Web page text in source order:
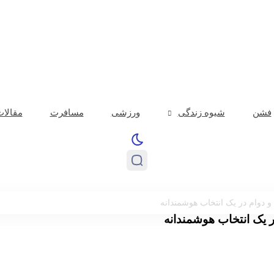
فشن شیوه زندگی ورزشی مسافرت
در یک انتخاب هوشمندانه
انتخاب هوشمندانه